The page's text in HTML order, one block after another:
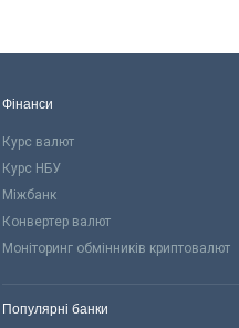
Фінанси
Курс валют
Курс НБУ
Міжбанк
Конвертер валют
Моніторинг обмінників криптовалют
Популярні банки